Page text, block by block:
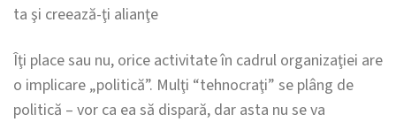
ta şi creează-ţi alianţe
Îţi place sau nu, orice activitate în cadrul organizaţiei are
o implicare „politică”. Mulţi “tehnocraţi” se plâng de
politică – vor ca ea să dispară, dar asta nu se va